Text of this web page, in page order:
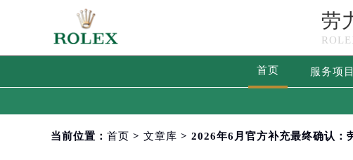
劳
首页 服务项目
当前位置： 首页 > 文章库 > 2026年6月官方补充最终确认：